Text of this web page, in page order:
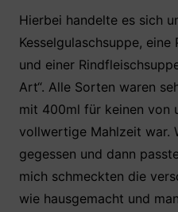
Hierbei handelte es sich
Kesselgulaschsuppe,
und einer
Art“. Alle Sorten waren
mit 400ml für keinen von
vollwertige Mahlzeit war.
gegessen und dann
mich schmeckten die
wie hausgemacht und